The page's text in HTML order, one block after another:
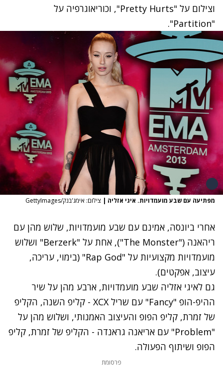
וצילום על "Pretty Hurts", וכוריאוגרפיה על
"Partition".
מפתיעה עם שבע מועמדויות. איגי אזליה | צילום: אימג'בנק/GettyImages
אחרי ביונסה, אמינם עם שבע מועמדויות, שלוש מהן עם
ריהאנה ("The Monster"), אחת על "Berzerk" ושלוש
מועמדויות מקצועיות על "Rap God" (בימוי, עריכה,
עיצוב, אפקטים).
גם לאיגי אזליה שבע מועמדויות, ארבע מהן על שיר
ההיפ-הופ "Fancy" עם שריל XCX - קליפ השנה, הקליפ
של זמרת, קליפ הפופ והעיצוב האמנותי, ושלוש מהן על
"Problem" עם אריאנה גראנדה - הקליפ של זמרת, קליפ
הפופ ושיתוף הפעולה.
פרסומת